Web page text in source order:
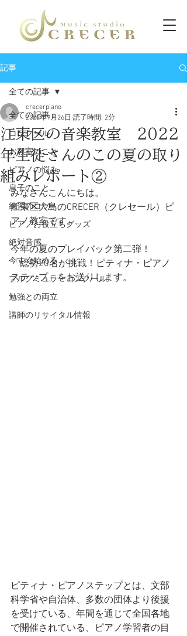
記事
全ての記事
コンクール
お教室のこと
ピアノの悩み
息子のこと
練習のコツ
ピアノお役立ちグッズ
絶対音感
今すぐ始める
ブルグミュラーコンクール
勉強との両立
講師のリサイタル情報
全ての記事
江東区の音楽教室 2022
年生徒さんのこの夏の取り
組みレポート②
crecerpiano
2022年9月26日 読了時間: 2分
みなさんこんにちは。
江東区大島のCRECER（クレセール）ピ
アノ教室です。
今年の夏のプレイバック第二弾！
「総勢20名が挑戦！ピティナ・ピアノ
ステップ」をお送りします。
ピティナ・ピアノステップとは、文部
科学省や自治体、多数の団体より後援
を受けている、年間を通じて全国各地
で開催されている、ピアノ学習者の目